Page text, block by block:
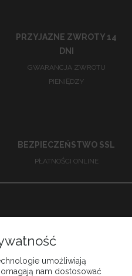
PRZYJAZNE ZWROTY 14
DNI
GWARANCJA ZWROTU
PIENIĘDZY
BEZPIECZEŃSTWO SSL
PŁATNOŚCI ONLINE
umożliwiają
nam dostosować